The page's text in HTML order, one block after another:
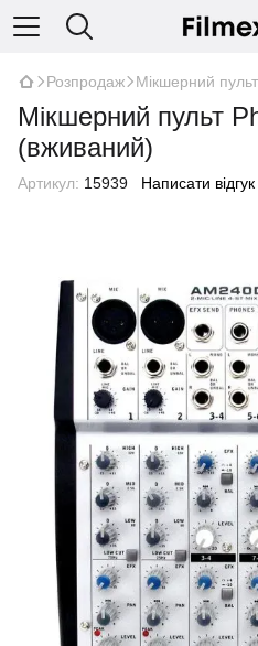
Розпродаж Мікшерний
Мікшерний пульт
(вживаний)
Артикул: 15939 Написати відгук